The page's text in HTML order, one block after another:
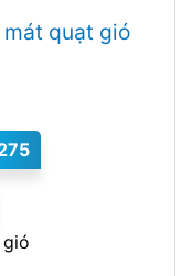
mát quạt gió